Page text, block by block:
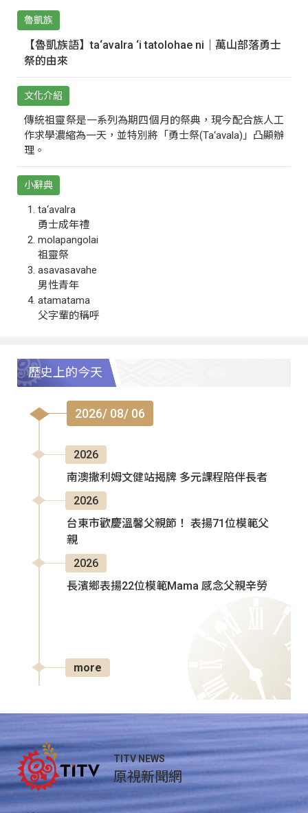
魯凱族
【魯凱族語】ta‘avalra ‘i tatolohae ni｜萬山部落勇士
祭的由來
文化介紹
傳統祖靈祭是一系列為期四個月的祭典，現今配合族人工
作求學濃縮為一天，並特別將「勇士祭(Ta‘avala)」凸顯辦
理。
小辭典
ta‘avalra
勇士成年禮
molapangolai
祖靈祭
asavasavahe
男性青年
atamatama
父字輩的稱呼
歷史上的今天
2026/ 08/ 06
2026
南澳撒利姆文健站揭牌 多元課程陪伴長者
2026
台東市歡慶溫馨父親節！ 表揚71位模範父
親
2026
長濱鄉表揚22位模範Mama 感念父親辛勞
more
TITV NEWS
原視新聞網